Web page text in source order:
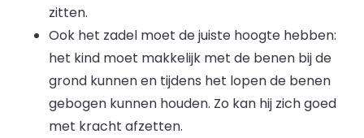
zitten.
Ook het zadel moet de juiste hoogte hebben:
het kind moet makkelijk met de benen bij de
grond kunnen en tijdens het lopen de benen
gebogen kunnen houden. Zo kan hij zich goed
met kracht afzetten.